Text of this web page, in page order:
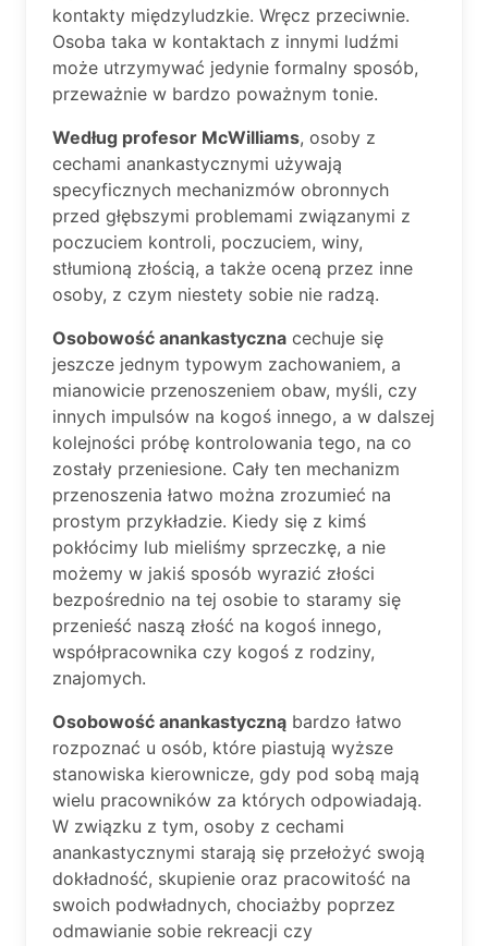
kontakty międzyludzkie. Wręcz przeciwnie.
Osoba taka w kontaktach z innymi ludźmi
może utrzymywać jedynie formalny sposób,
przeważnie w bardzo poważnym tonie.
Według profesor McWilliams, osoby z
cechami anankastycznymi używają
specyficznych mechanizmów obronnych
przed głębszymi problemami związanymi z
poczuciem kontroli, poczuciem, winy,
stłumioną złością, a także oceną przez inne
osoby, z czym niestety sobie nie radzą.
Osobowość anankastyczna cechuje się
jeszcze jednym typowym zachowaniem, a
mianowicie przenoszeniem obaw, myśli, czy
innych impulsów na kogoś innego, a w dalszej
kolejności próbę kontrolowania tego, na co
zostały przeniesione. Cały ten mechanizm
przenoszenia łatwo można zrozumieć na
prostym przykładzie. Kiedy się z kimś
pokłócimy lub mieliśmy sprzeczkę, a nie
możemy w jakiś sposób wyrazić złości
bezpośrednio na tej osobie to staramy się
przenieść naszą złość na kogoś innego,
współpracownika czy kogoś z rodziny,
znajomych.
Osobowość anankastyczną bardzo łatwo
rozpoznać u osób, które piastują wyższe
stanowiska kierownicze, gdy pod sobą mają
wielu pracowników za których odpowiadają.
W związku z tym, osoby z cechami
anankastycznymi starają się przełożyć swoją
dokładność, skupienie oraz pracowitość na
swoich podwładnych, chociażby poprzez
odmawianie sobie rekreacji czy